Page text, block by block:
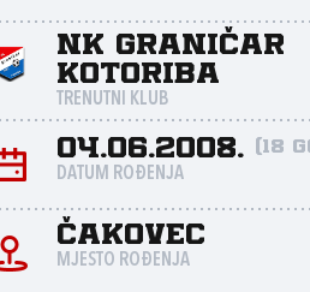
NK Graničar
Kotoriba
TRENUTNI KLUB
04.06.2008. (18
DATUM ROĐENJA
Čakovec
MJESTO ROĐENJA